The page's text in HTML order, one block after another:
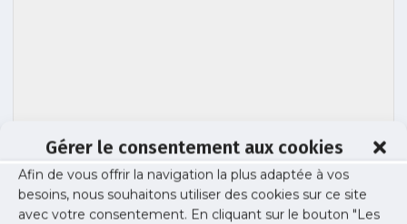
Gérer le consentement aux cookies
Afin de vous offrir la navigation la plus adaptée à vos
besoins, nous souhaitons utiliser des cookies sur ce site
avec votre consentement. En cliquant sur le bouton "Les
dgs-
urgent_35_commandes_et_livraisons_az